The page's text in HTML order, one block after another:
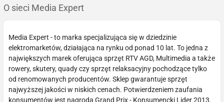
O sieci Media Expert
Media Expert - to marka specjalizująca się w dziedzinie
elektromarketów, działająca na rynku od ponad 10 lat. To jedna z
największych marek oferująca sprzęt RTV AGD, Multimedia a także
rowery, skutery, quady czy sprzęt relaksacyjny pochodzące tylko
od renomowanych producentów. Sklep gwarantuje sprzęt
najwyższej jakości w niskich cenach. Potwierdzeniem zaufania
konsumentów jest nagroda Grand Prix - Konsumencki Lider 2013.